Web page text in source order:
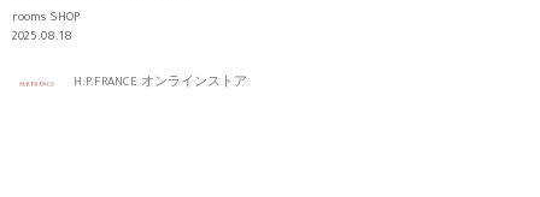
めたジュエリー｜rooms
SHOP
rooms SHOP
2025.08.18
H.P.FRANCE オンラインストア